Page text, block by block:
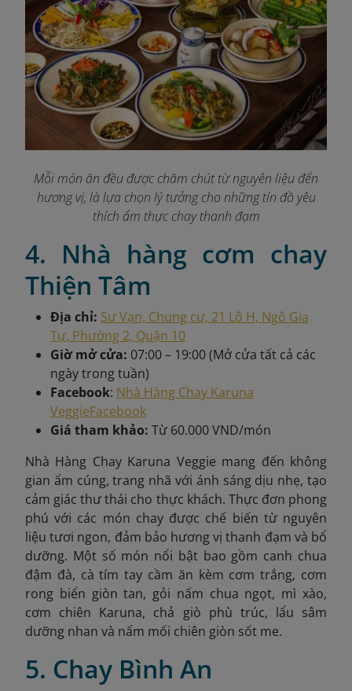
Mỗi món ăn đều được chăm chút từ nguyên liệu đến
hương vị, là lựa chọn lý tưởng cho những tín đồ yêu
thích ẩm thực chay thanh đạm
4. Nhà hàng cơm chay
Thiện Tâm
Địa chỉ: Sư Vạn, Chung cư, 21 Lô H, Ngô Gia
Tự, Phường 2, Quận 10
Giờ mở cửa: 07:00 – 19:00 (Mở cửa tất cả các
ngày trong tuần)
Facebook: Nhà Hàng Chay Karuna
VeggieFacebook
Giá tham khảo: Từ 60.000 VND/món
Nhà Hàng Chay Karuna Veggie mang đến không
gian ấm cúng, trang nhã với ánh sáng dịu nhẹ, tạo
cảm giác thư thái cho thực khách. Thực đơn phong
phú với các món chay được chế biến từ nguyên
liệu tươi ngon, đảm bảo hương vị thanh đạm và bổ
dưỡng. Một số món nổi bật bao gồm canh chua
đậm đà, cà tím tay cầm ăn kèm cơm trắng, cơm
rong biển giòn tan, gỏi nấm chua ngọt, mì xào,
cơm chiên Karuna, chả giò phù trúc, lẩu sâm
dưỡng nhan và nấm mối chiên giòn sốt me.
5. Chay Bình An